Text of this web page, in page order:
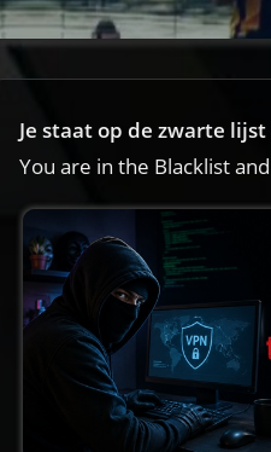
Je staat op de zwarte
You are in the Blacklist